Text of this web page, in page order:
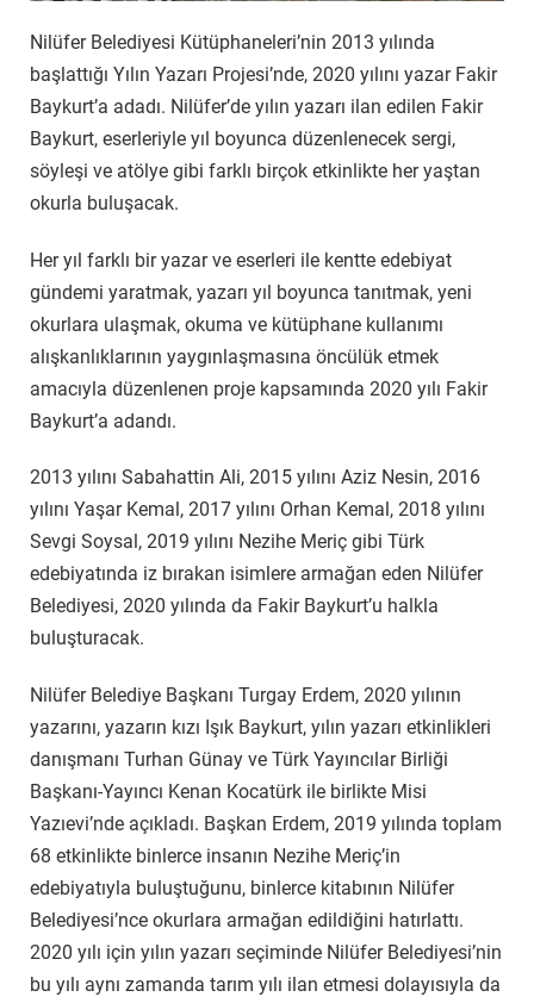
Nilüfer Belediyesi Kütüphaneleri’nin 2013 yılında
başlattığı Yılın Yazarı Projesi’nde, 2020 yılını yazar Fakir
Baykurt’a adadı. Nilüfer’de yılın yazarı ilan edilen Fakir
Baykurt, eserleriyle yıl boyunca düzenlenecek sergi,
söyleşi ve atölye gibi farklı birçok etkinlikte her yaştan
okurla buluşacak.
Her yıl farklı bir yazar ve eserleri ile kentte edebiyat
gündemi yaratmak, yazarı yıl boyunca tanıtmak, yeni
okurlara ulaşmak, okuma ve kütüphane kullanımı
alışkanlıklarının yaygınlaşmasına öncülük etmek
amacıyla düzenlenen proje kapsamında 2020 yılı Fakir
Baykurt’a adandı.
2013 yılını Sabahattin Ali, 2015 yılını Aziz Nesin, 2016
yılını Yaşar Kemal, 2017 yılını Orhan Kemal, 2018 yılını
Sevgi Soysal, 2019 yılını Nezihe Meriç gibi Türk
edebiyatında iz bırakan isimlere armağan eden Nilüfer
Belediyesi, 2020 yılında da Fakir Baykurt’u halkla
buluşturacak.
Nilüfer Belediye Başkanı Turgay Erdem, 2020 yılının
yazarını, yazarın kızı Işık Baykurt, yılın yazarı etkinlikleri
danışmanı Turhan Günay ve Türk Yayıncılar Birliği
Başkanı-Yayıncı Kenan Kocatürk ile birlikte Misi
Yazıevi’nde açıkladı. Başkan Erdem, 2019 yılında toplam
68 etkinlikte binlerce insanın Nezihe Meriç’in
edebiyatıyla buluştuğunu, binlerce kitabının Nilüfer
Belediyesi’nce okurlara armağan edildiğini hatırlattı.
2020 yılı için yılın yazarı seçiminde Nilüfer Belediyesi’nin
bu yılı aynı zamanda tarım yılı ilan etmesi dolayısıyla da